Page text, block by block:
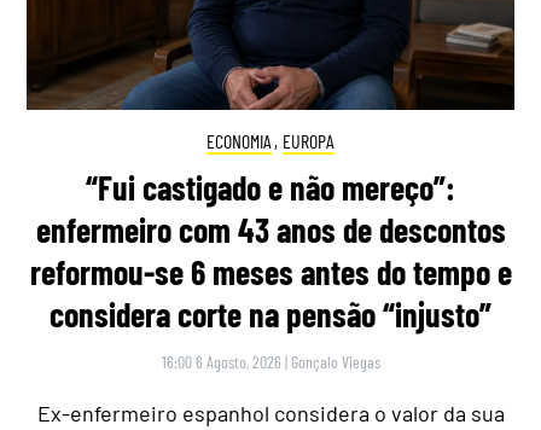
ECONOMIA , EUROPA
“Fui castigado e não mereço”:
enfermeiro com 43 anos de descontos
reformou-se 6 meses antes do tempo e
considera corte na pensão “injusto”
16:00 6 Agosto, 2026 | Gonçalo Viegas
Ex-enfermeiro espanhol considera o valor da sua